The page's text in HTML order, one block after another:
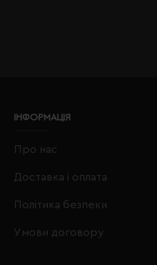
ІНФОРМАЦІЯ
Про нас
Доставка і оплата
Політика безпеки
Умови договору